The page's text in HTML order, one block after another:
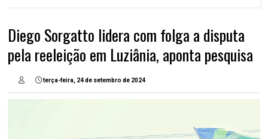
Diego Sorgatto lidera com folga a disputa
pela reeleição em Luziânia, aponta pesquisa
terça-feira, 24 de setembro de 2024